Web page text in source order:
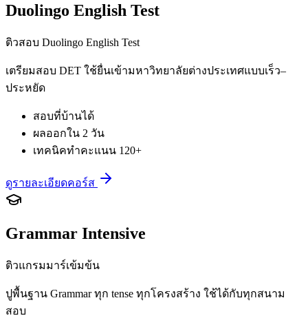
Duolingo English Test
ติวสอบ Duolingo English Test
เตรียมสอบ DET ใช้ยื่นเข้ามหาวิทยาลัยต่างประเทศแบบเร็ว–
ประหยัด
สอบที่บ้านได้
ผลออกใน 2 วัน
เทคนิคทำคะแนน 120+
ดูรายละเอียดคอร์ส
Grammar Intensive
ติวแกรมมาร์เข้มข้น
ปูพื้นฐาน Grammar ทุก tense ทุกโครงสร้าง ใช้ได้กับทุกสนาม
สอบ